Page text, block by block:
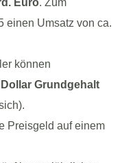
Euro. Zum
einen Umsatz von ca.
können
Dollar Grundgehalt
Preisgeld auf einem